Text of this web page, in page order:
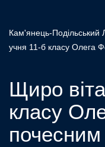
Кам'янець-Подільський
учня 11-б класу Олега
Щиро
класу
почесним